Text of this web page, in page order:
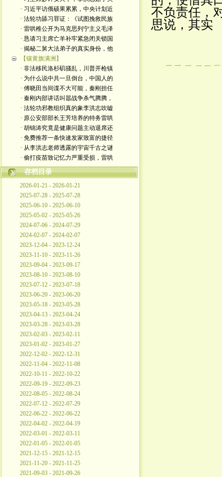
· 习近平访俄硕果累累，中央计划近
· 法轮功舔习罪证：《试图挽救民族
· 雷哄稚公开为马克思列宁主义毛泽
· 恳请习主席亡羊补牢紧急闭关锁国
· 揭秘二舅大法弟子的真实身份，他
【镶黄旗满洲】
· 非法移民洛杉矶骚乱，川普开枪镇
· 为什么说中共一旦倒台，中国人的
· 傅晓田当间谍不大可能，秦刚担任
· 秦刚内部讲话叫嚣战争杀气腾腾，
· 法轮功邪教组织真的象李洪志吹嘘
· 原公安部部长王芳培养的特务雷哄
· 胡锦涛究竟是健康问题主动退席还
· 免费推荐一条快速发家致富的捷径
· 从李洪志老师透露的宇宙千古之谜
· 偷打疫苗致记忆力严重受损，雷哄
存档目录
2026-01-21 - 2026-01-21
2025-07-28 - 2025-07-28
2025-06-10 - 2025-06-10
2025-05-02 - 2025-05-26
2024-07-06 - 2024-07-29
2024-02-07 - 2024-02-07
2023-12-04 - 2023-12-24
2023-11-10 - 2023-11-26
2023-09-04 - 2023-09-17
2023-08-10 - 2023-08-10
2023-07-12 - 2023-07-18
2023-06-20 - 2023-06-20
2023-05-18 - 2023-05-28
2023-04-13 - 2023-04-24
2023-03-28 - 2023-03-28
2023-02-03 - 2023-02-11
2023-01-02 - 2023-01-27
2022-12-02 - 2022-12-31
2022-11-04 - 2022-11-08
2022-10-11 - 2022-10-22
2022-09-19 - 2022-09-23
2022-08-05 - 2022-08-24
2022-07-12 - 2022-07-29
2022-06-22 - 2022-06-22
2022-04-02 - 2022-04-19
2022-03-01 - 2022-03-11
2022-01-05 - 2022-01-05
2021-12-15 - 2021-12-15
2021-11-20 - 2021-11-25
2021-09-03 - 2021-09-26
不负责任，
思说，其实